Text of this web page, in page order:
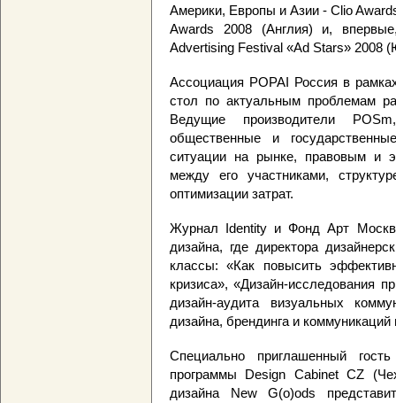
Америки, Европы и Азии - Clio
Awards 2008 (Англия) и,
Advertising Festival «Ad Stars» 2008
Ассоциация POPAI Россия в
стол по актуальным проблемам
Ведущие производители
общественные и
ситуации на рынке, правовым и
между его участниками,
оптимизации затрат.
Журнал Identity и Фонд Арт
дизайна, где директора
классы: «Как повысить
кризиса», «Дизайн-исследования
дизайн-аудита визуальных
дизайна, брендинга и коммуникаций
Специально приглашенный
программы Design Cabinet CZ
дизайна New G(o)ods